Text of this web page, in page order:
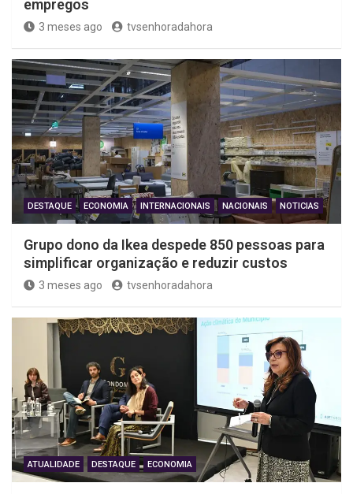
empregos
3 meses ago tvsenhoradahora
DESTAQUE ECONOMIA INTERNACIONAIS NACIONAIS NOTICIAS
Grupo dono da Ikea despede 850 pessoas para
simplificar organização e reduzir custos
3 meses ago tvsenhoradahora
ATUALIDADE DESTAQUE ECONOMIA